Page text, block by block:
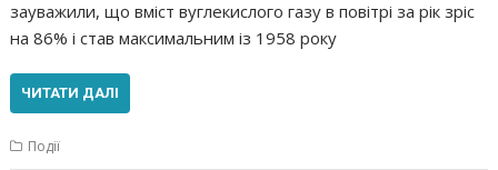
зауважили, що вміст вуглекислого газу в повітрі за рік зріс
на 86% і став максимальним із 1958 року
ЧИТАТИ ДАЛІ
Події